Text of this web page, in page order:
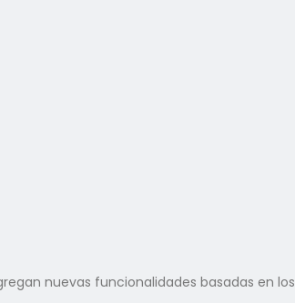
nuevas funcionalidades basadas en los